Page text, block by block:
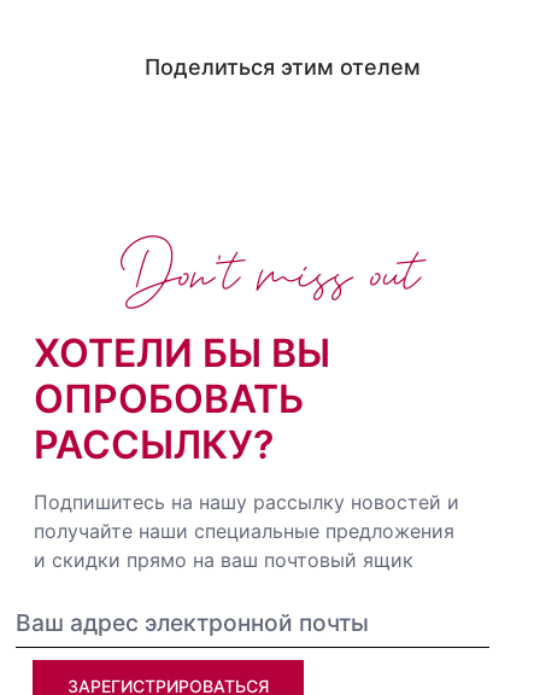
Поделиться этим отелем
ХОТЕЛИ БЫ ВЫ
ОПРОБОВАТЬ
РАССЫЛКУ?
Подпишитесь на нашу рассылку новостей и
получайте наши специальные предложения
и скидки прямо на ваш почтовый ящик
ЗАРЕГИСТРИРОВАТЬСЯ
Don't miss out